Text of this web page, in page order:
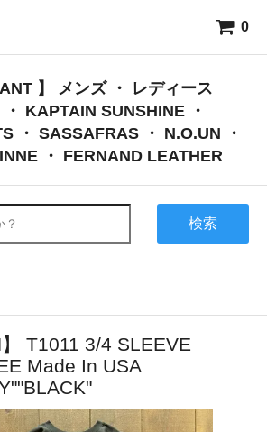
0
】 メンズ ・ レディース
KAPTAIN SUNSHINE ・
・ SASSAFRAS ・ N.O.UN ・
・ FERNAND LEATHER
検索
】 T1011 3/4 SLEEVE
Made In USA